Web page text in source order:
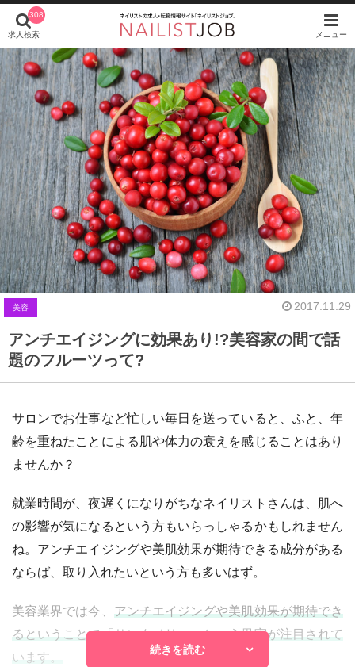
308
求人検索 メニュー
美容 2017.11.29
アンチエイジングに効果あり!?美容家の間で話
題のフルーツって?
サロンでお仕事など忙しい毎日を送っていると、ふと、年
齢を重ねたことによる肌や体力の衰えを感じることはあり
ませんか？
就業時間が、夜遅くになりがちなネイリストさんは、肌へ
の影響が気になるという方もいらっしゃるかもしれません
ね。アンチエイジングや美肌効果が期待できる成分がある
ならば、取り入れたいという方も多いはず。
美容業界では今、 アンチエイジングや美肌効果が期待でき
るということで「サンタベリー」という果実が注目されて
います。
続きを読む